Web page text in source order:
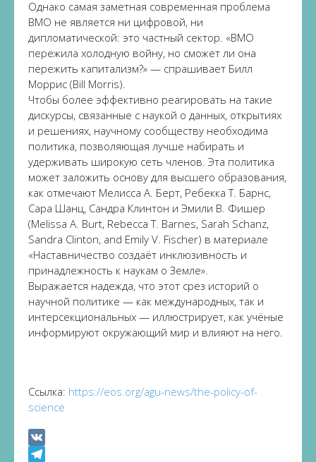
Однако самая заметная современная проблема
ВМО не является ни цифровой, ни
дипломатической: это частный сектор. «ВМО
пережила холодную войну, но сможет ли она
пережить капитализм?» — спрашивает Билл
Моррис (Bill Morris).
Чтобы более эффективно реагировать на такие
дискурсы, связанные с наукой о данных, открытиях
и решениях, научному сообществу необходима
политика, позволяющая лучше набирать и
удерживать широкую сеть членов. Эта политика
может заложить основу для высшего образования,
как отмечают Мелисса А. Берт, Ребекка Т. Барнс,
Сара Шанц, Сандра Клинтон и Эмили В. Фишер
(Melissa A. Burt, Rebecca T. Barnes, Sarah Schanz,
Sandra Clinton, and Emily V. Fischer) в материале
«Наставничество создаёт инклюзивность и
принадлежность к наукам о Земле».
Выражается надежда, что этот срез историй о
научной политике — как международных, так и
интерсекциональных — иллюстрирует, как учёные
информируют окружающий мир и влияют на него.
Ссылка: https://eos.org/agu-news/the-policy-of-
science
VK